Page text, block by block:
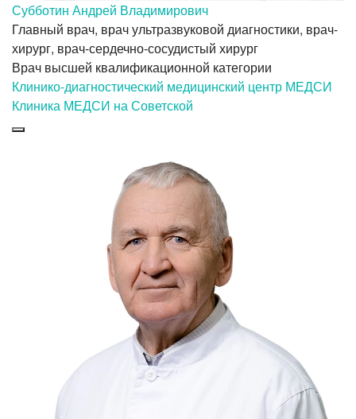
Субботин Андрей Владимирович
Главный врач, врач ультразвуковой диагностики, врач-
хирург, врач-сердечно-сосудистый хирург
Врач высшей квалификационной категории
Клинико-диагностический медицинский центр МЕДСИ
Клиника МЕДСИ на Советской